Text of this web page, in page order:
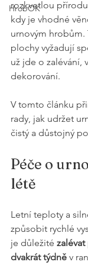
HrobOK
rozkvetlou
kdy je vhodné
urnovým hrobům.
plochy vyžadují
už jde o zalévání,
dekorování.
V tomto článku
rady, jak udržet
čistý a důstojný
Péče o
létě
Letní teploty a
způsobit rychlé
je důležité
dvakrát týdně v